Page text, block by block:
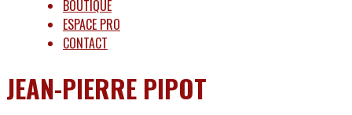
BOUTIQUE
ESPACE PRO
CONTACT
JEAN-PIERRE PIPOT